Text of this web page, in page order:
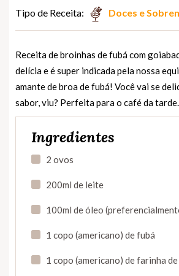
Tipo de Receita: Doces e
Receita de broinhas de fubá com
delícia e é super indicada pela nossa
amante de broa de fubá! Você vai se
sabor, viu? Perfeita para o café da tarde.
Ingredientes
2 ovos
200ml de leite
100ml de óleo
1 copo (americano) de fubá
1 copo (americano) de farinha